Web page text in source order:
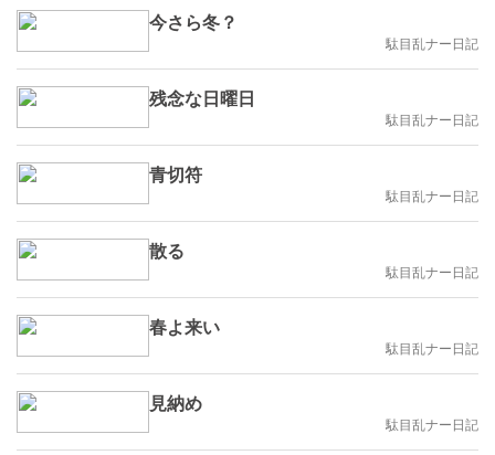
今さら冬？
駄目乱ナー日記
残念な日曜日
駄目乱ナー日記
青切符
駄目乱ナー日記
散る
駄目乱ナー日記
春よ来い
駄目乱ナー日記
見納め
駄目乱ナー日記